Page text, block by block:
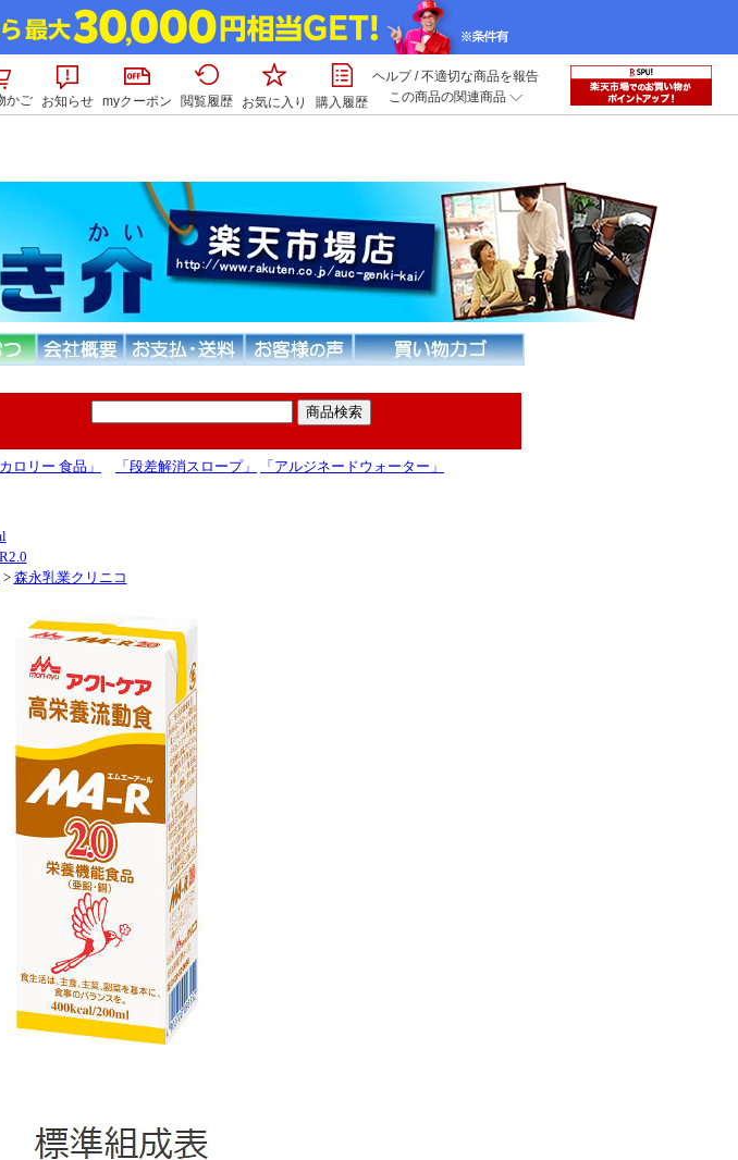
かご
お知らせ myクーポン 閲覧履歴 お気に入り 購入履歴
ヘルプ/不適切な商品を報告
この商品の関連商品
カロリー 食品」 「段差解消スロープ」 「アルジネードウォーター」
> 森永乳業クリニコ